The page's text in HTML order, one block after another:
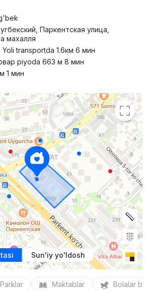
Паркентская улица,
махалля
Yoli transportda 1.6км 6 мин
piyoda 663 м 8 мин
1 мин
Sun'iy yo'ldosh
Parklar Maktablar Bolalar